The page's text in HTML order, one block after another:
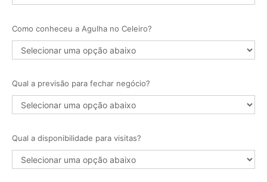
Como conheceu a Agulha no Celeiro?
Qual a previsão para fechar negócio?
Qual a disponibilidade para visitas?